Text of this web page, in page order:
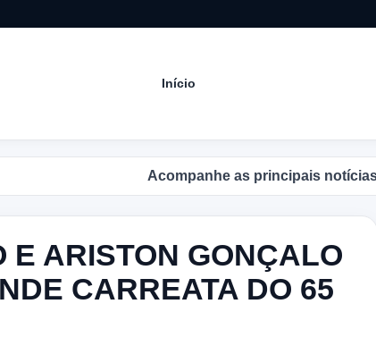
Início
Acompanhe as principais notícias no Blog do
E ARISTON GONÇALO
CARREATA DO 65